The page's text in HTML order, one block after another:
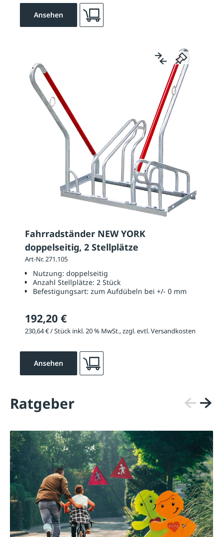
Ansehen
Fahrradständer NEW YORK
doppelseitig, 2 Stellplätze
Art-Nr. 271.105
Nutzung: doppelseitig
Anzahl Stellplätze: 2 Stück
Befestigungsart: zum Aufdübeln bei +/- 0 mm
192,20 €
230,64 € / Stück inkl. 20 % MwSt., zzgl. evtl. Versandkosten
Ansehen
Ratgeber